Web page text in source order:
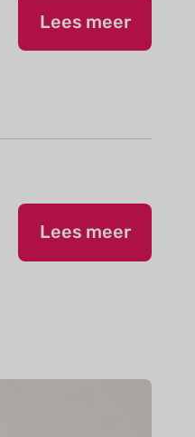
Lees meer
Lees meer